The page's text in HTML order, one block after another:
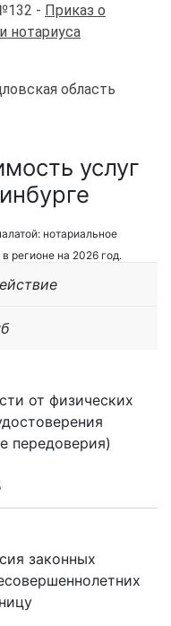
- Приказ о
нотариуса
область
услуг
нотариальное
регионе на 2026 год.
от физических
передоверия)
законных